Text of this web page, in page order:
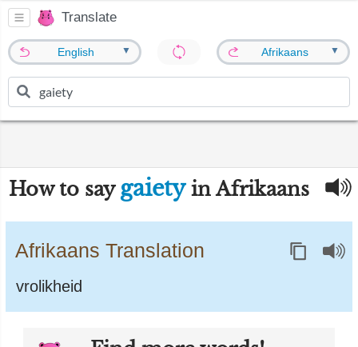
Translate
English ▼ Afrikaans ▼
How to say gaietyin Afrikaans
Afrikaans Translation
vrolikheid